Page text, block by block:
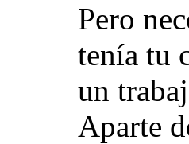
Pero
tenía tu
un
Aparte